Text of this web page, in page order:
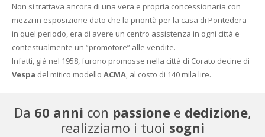
Non si trattava ancora di una vera e propria concessionaria con
mezzi in esposizione dato che la priorità per la casa di Pontedera
in quel periodo, era di avere un centro assistenza in ogni città e
contestualmente un “promotore” alle vendite.
Infatti, già nel 1958, furono promosse nella città di Corato decine di
Vespa del mitico modello ACMA, al costo di 140 mila lire.
Da 60 anni con passione e dedizione,
realizziamo i tuoi sogni